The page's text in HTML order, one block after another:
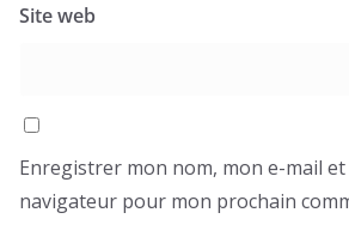
Site web
Enregistrer mon nom, mon e-mail
navigateur pour mon prochain